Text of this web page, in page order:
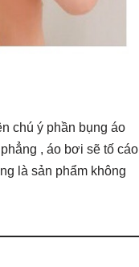
chú ý phần bụng áo
, áo bơi sẽ tố cáo
là sản phẩm không